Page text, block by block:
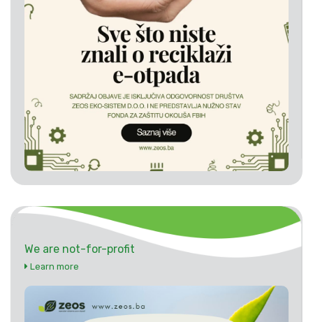
We are not-for-profit
Learn more